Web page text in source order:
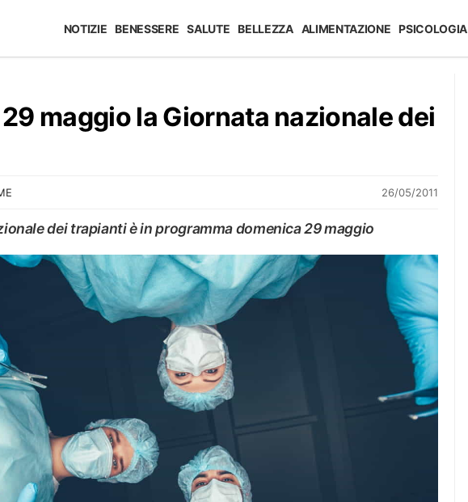
NOTIZIE BENESSERE SALUTE BELLEZZA ALIMENTAZIONE PSICOLOGIA
maggio la Giornata nazionale dei
26/05/2011
dei trapianti è in programma domenica 29 maggio